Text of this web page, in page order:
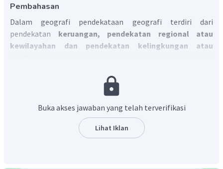
Pembahasan
Dalam geografi pendekataan geografi terdiri dari
pendekatan keruangan, pendekatan regional atau
kewilayahan dan pendekatan kelingkungan atau
Buka akses jawaban yang telah terverifikasi
Lihat Iklan